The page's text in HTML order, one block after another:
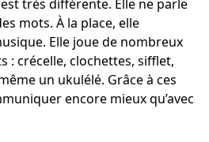
très différente. Elle ne parle
mots. À la place, elle
Elle joue de nombreux
: crécelle, clochettes, sifflet,
un ukulélé. Grâce à ces
encore mieux qu’avec